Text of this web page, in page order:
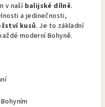
v naší balijské dílně.
a jedinečnosti,
kusů. Je to základní
moderní Bohyně.